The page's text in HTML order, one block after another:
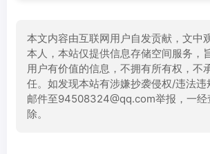
本文内容由互联网用户自发贡献，文中
本人，本站仅提供信息存储空间服务，
用户有价值的信息，不拥有所有权，不
任。如发现本站有涉嫌抄袭侵权/违法违
邮件至94508324@qq.com举报，一经
除。